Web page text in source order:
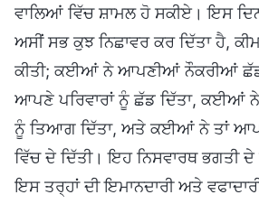
ਵਾਲਿਆਂ ਵਿੱਚ ਸ਼ਾਮਲ ਹੋ ਸਕੀਏ। ਇਸ
ਅਸੀਂ ਸਭ ਕੁਝ ਨਿਛਾਵਰ ਕਰ ਦਿੱਤਾ ਹੈ,
ਕੀਤੀ; ਕਈਆਂ ਨੇ ਆਪਣੀਆਂ ਨੌਕਰੀਆਂ
ਆਪਣੇ ਪਰਿਵਾਰਾਂ ਨੂੰ ਛੱਡ ਦਿੱਤਾ,
ਨੂੰ ਤਿਆਗ ਦਿੱਤਾ, ਅਤੇ ਕਈਆਂ ਨੇ ਤਾਂ
ਵਿੱਚ ਦੇ ਦਿੱਤੀ। ਇਹ ਨਿਸਵਾਰਥ ਭਗਤੀ
ਇਸ ਤਰ੍ਹਾਂ ਦੀ ਇਮਾਨਦਾਰੀ ਅਤੇ